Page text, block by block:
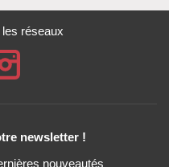
réseaux
newsletter !
nouveautés